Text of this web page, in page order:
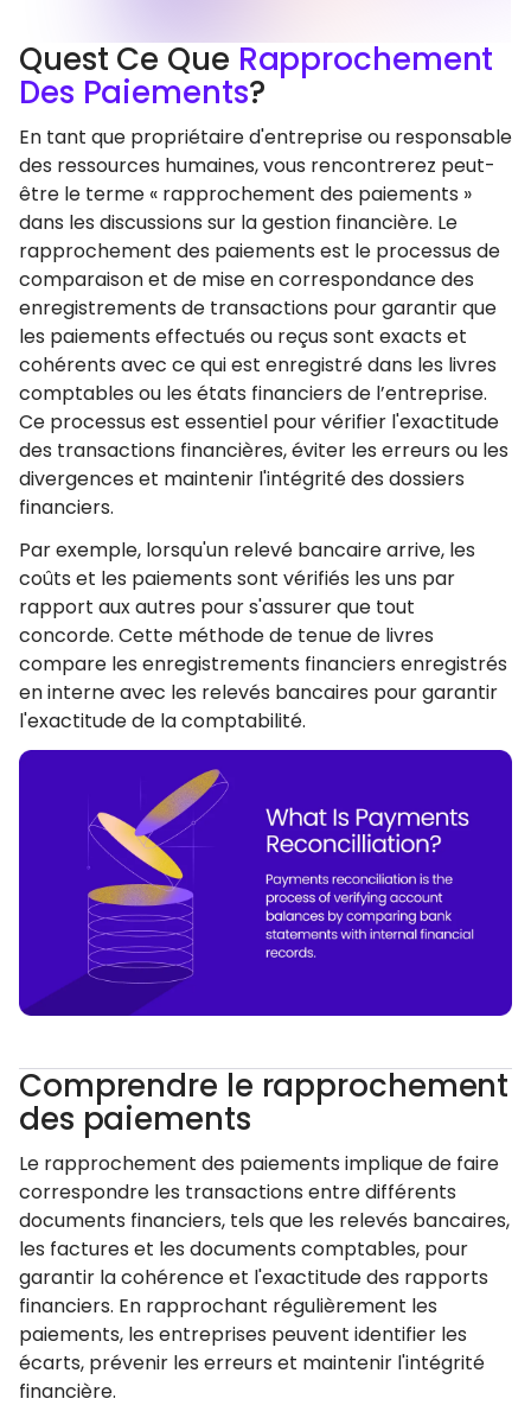
Quest Ce Que Rapprochement
Des Paiements?
En tant que propriétaire d'entreprise ou responsable
des ressources humaines, vous rencontrerez peut-
être le terme « rapprochement des paiements »
dans les discussions sur la gestion financière. Le
rapprochement des paiements est le processus de
comparaison et de mise en correspondance des
enregistrements de transactions pour garantir que
les paiements effectués ou reçus sont exacts et
cohérents avec ce qui est enregistré dans les livres
comptables ou les états financiers de l’entreprise.
Ce processus est essentiel pour vérifier l'exactitude
des transactions financières, éviter les erreurs ou les
divergences et maintenir l'intégrité des dossiers
financiers.
Par exemple, lorsqu'un relevé bancaire arrive, les
coûts et les paiements sont vérifiés les uns par
rapport aux autres pour s'assurer que tout
concorde. Cette méthode de tenue de livres
compare les enregistrements financiers enregistrés
en interne avec les relevés bancaires pour garantir
l'exactitude de la comptabilité.
Comprendre le rapprochement
des paiements
Le rapprochement des paiements implique de faire
correspondre les transactions entre différents
documents financiers, tels que les relevés bancaires,
les factures et les documents comptables, pour
garantir la cohérence et l'exactitude des rapports
financiers. En rapprochant régulièrement les
paiements, les entreprises peuvent identifier les
écarts, prévenir les erreurs et maintenir l'intégrité
financière.